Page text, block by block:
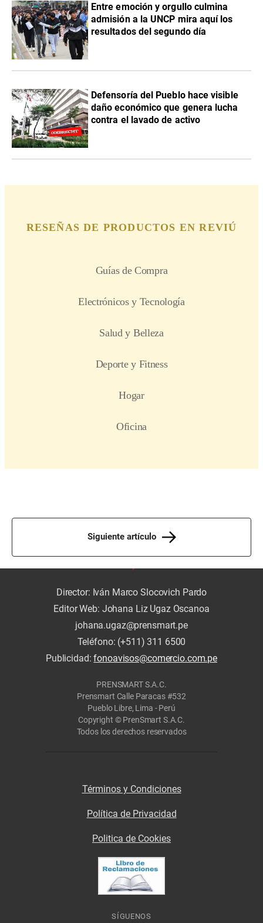
Entre emoción y orgullo culmina
admisión a la UNCP mira aquí los
resultados del segundo día
Defensoría del Pueblo hace visible
daño económico que genera lucha
contra el lavado de activo
Siguiente artículo
Director: Iván Marco Slocovich Pardo
Editor Web: Johana Liz Ugaz Oscanoa
johana.ugaz@prensmart.pe
Teléfono: (+511) 311 6500
Publicidad:fonoavisos@comercio.com.pe
PRENSMART S.A.C.
Prensmart Calle Paracas #532
Pueblo Libre, Lima - Perú
Copyright © PrenSmart S.A.C.
Todos los derechos reservados
Términos y Condiciones
Política de Privacidad
Politica de Cookies
SÍGUENOS